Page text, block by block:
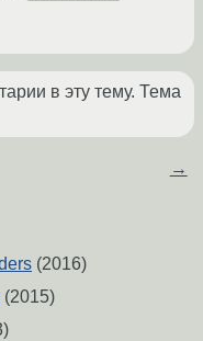
в эту тему. Тема
→
(2016)
(2015)